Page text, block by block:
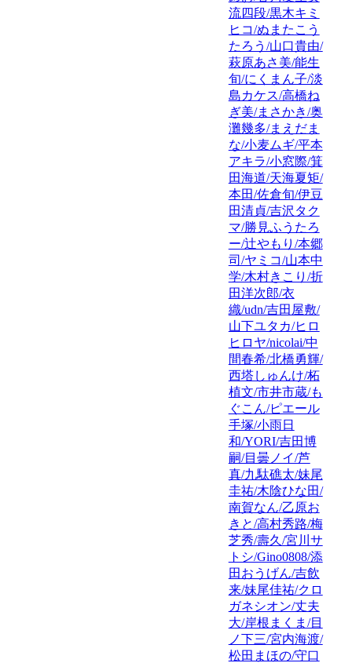
流四段/黒木キミ
ヒコ/ぬまたこう
たろう/山口貴由/
萩原あさ美/能生
旬/にくまん子/淡
島カケス/高橋ね
ぎ美/まさかき/奥
灘幾多/まえだま
な/小麦ムギ/平本
アキラ/小窓際/箕
田海道/天海夏矩/
本田/佐倉旬/伊豆
田清貞/吉沢タク
マ/勝見ふうたろ
ー/辻やもり/本郷
司/ヤミコ/山本中
学/木村きこり/折
田洋次郎/衣
織/udn/吉田屋敷/
山下ユタカ/ヒロ
ヒロヤ/nicolai/中
間春希/北橋勇輝/
西塔しゅんけ/柘
植文/市井市蔵/も
ぐこん/ピエール
手塚/小雨日
和/YORI/吉田博
嗣/目曇ノイ/芦
真/九駄礁太/妹尾
圭祐/木陰ひな田/
南賀なん/乙原お
きと/高村秀路/梅
芝秀/壽久/宮川サ
トシ/Gino0808/添
田おうげん/吉飲
来/妹尾佳祐/クロ
ガネシオン/丈夫
大/岸根まくま/目
ノ下三/宮内海渡/
松田まほの/守口